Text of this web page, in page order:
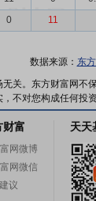
0 11
数据来源： 东
关。东方财富网
不对您构成任何投
财富
网微博
网微信
议
天天